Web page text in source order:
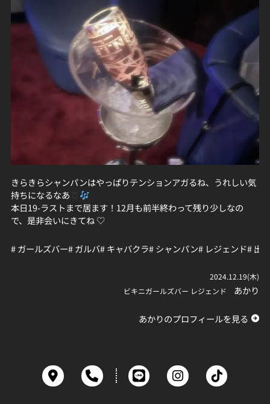
きらきらシャンパンはやっぱりテンションアガるね、うれしい気
持ちになるなあ
本日19-ラストまで居ます！12月も前半終わって残り少しなの
で、是非会いにきてね ♡
# ガールズバー# ガルバ# キャバクラ# シャンパン# レジェンド# 出勤
2024.12.19(木)
ビキニガールズバー レジェンド
あかり
あかりのプロフィールを見る